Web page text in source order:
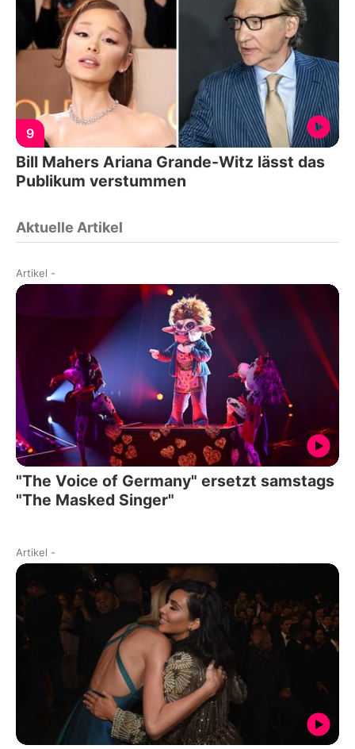
9
Bill Mahers Ariana Grande-Witz lässt das
Publikum verstummen
Aktuelle Artikel
Artikel -
"The Voice of Germany" ersetzt samstags
"The Masked Singer"
Artikel -